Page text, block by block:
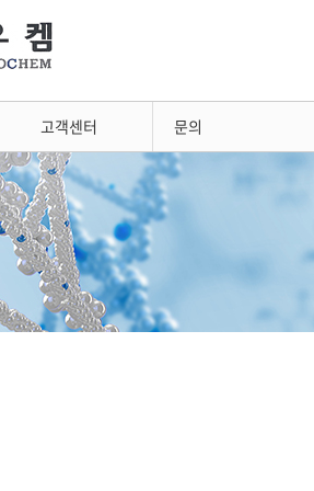
고객센터 문의